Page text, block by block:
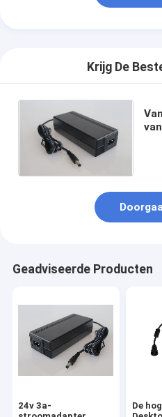
Krijg De
Geadviseerde Producten
24v 3a-
De